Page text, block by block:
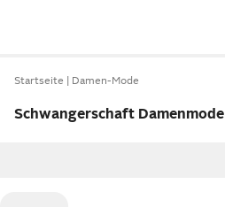
Startseite Damen-Mode
Schwangerschaft Damenmode